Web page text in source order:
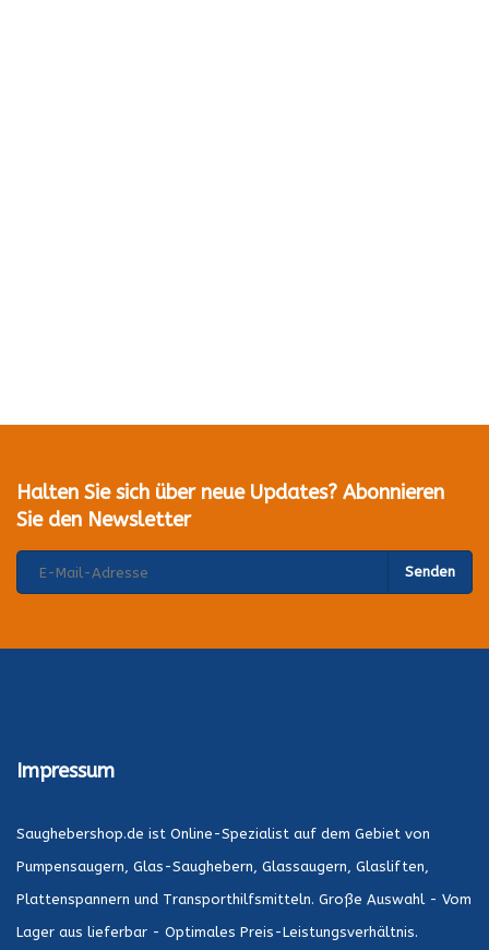
Halten Sie sich über neue Updates? Abonnieren
Sie den Newsletter
Senden
Impressum
Saughebershop.de ist Online-Spezialist auf dem Gebiet von
Pumpensaugern, Glas-Saughebern, Glassaugern, Glasliften,
Plattenspannern und Transporthilfsmitteln. Große Auswahl - Vom
Lager aus lieferbar - Optimales Preis-Leistungsverhältnis.